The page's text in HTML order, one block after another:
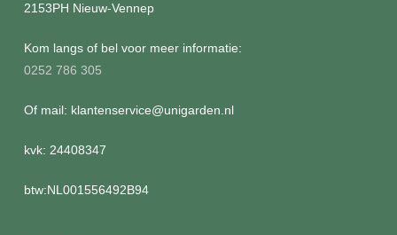
2153PH Nieuw-Vennep
Kom langs of bel voor meer informatie:
0252 786 305
Of mail: klantenservice@unigarden.nl
kvk: 24408347
btw:NL001556492B94